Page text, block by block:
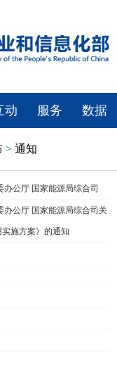
动 服务 数据
> 通知
公厅 国家能源局综合司
办公厅 国家能源局综合司关
施方案》的通知